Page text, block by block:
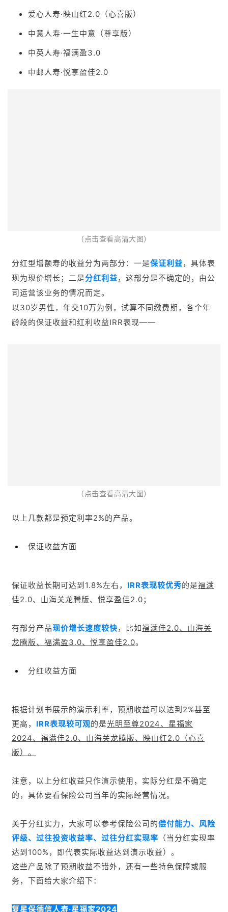
爱心人寿·映山红2.0（心喜版）
中意人寿·一生中意（尊享版）
中英人寿·福满盈3.0
中邮人寿·悦享盈佳2.0
现为现价增长；二是分红利益 ，这部分是不确定的，由公
司运营该业务的情况而定。
以30岁男性，年交10万为例，试算不同缴费期，各个年
龄段的保证收益和红利收益IRR表现——
关龙腾版、悦享盈佳2.0；
龙腾版、福满盈3.0、
更高，IRR表现较可观的是光明至尊2024、星福家
2024、福满佳2.0、山海关龙腾版、映山红2.0（心喜
关于分红实力，大家可以参考保险公司的偿付能力、风险
评级、过往投资收益率、过往分红实现率（当分红实现率
达到100%，即代表实际收益达到演示收益）。
务，下面给大家介绍下：
对接复星康养，提供全生命周期服务，包括旅居养
老、机构养老；